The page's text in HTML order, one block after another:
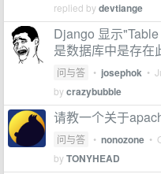
replied bydevtiange
Django 显示
是数据库中是存在
问与答 • josephok •
bycrazybubble
请教一个关于
问与答 • nonozone •
byTONYHEAD